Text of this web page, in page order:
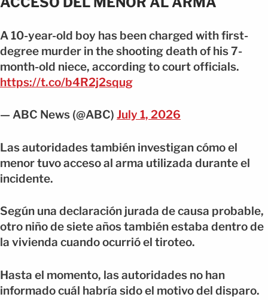
A 10-year-old boy has been charged with first-
degree murder in the shooting death of his 7-
month-old niece, according to court officials.
https://t.co/b4R2j2squg
— ABC News (@ABC) July 1, 2026
Las autoridades también investigan cómo el
menor tuvo acceso al arma utilizada durante el
incidente.
Según una declaración jurada de causa probable,
otro niño de siete años también estaba dentro de
la vivienda cuando ocurrió el tiroteo.
Hasta el momento, las autoridades no han
informado cuál habría sido el motivo del disparo.